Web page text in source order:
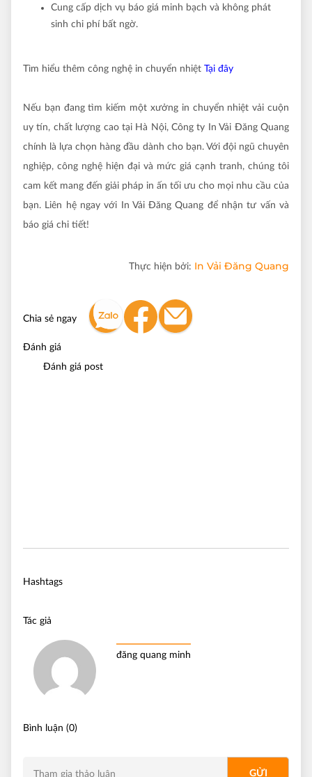
Cung cấp dịch vụ báo giá minh bạch và không phát
sinh chi phí bất ngờ.
Tìm hiểu thêm công nghệ in chuyển nhiệt Tại đây
Nếu bạn đang tìm kiếm một xưởng in chuyển nhiệt vải cuộn
uy tín, chất lượng cao tại Hà Nội, Công ty In Vải Đăng Quang
chính là lựa chọn hàng đầu dành cho bạn. Với đội ngũ chuyên
nghiệp, công nghệ hiện đại và mức giá cạnh tranh, chúng tôi
cam kết mang đến giải pháp in ấn tối ưu cho mọi nhu cầu của
bạn. Liên hệ ngay với In Vải Đăng Quang để nhận tư vấn và
báo giá chi tiết!
Thực hiện bởi: In Vải Đăng Quang
Chia sẻ ngay
Đánh giá
Đánh giá post
Hashtags
Tác giả
đăng quang minh
Bình luận (0)